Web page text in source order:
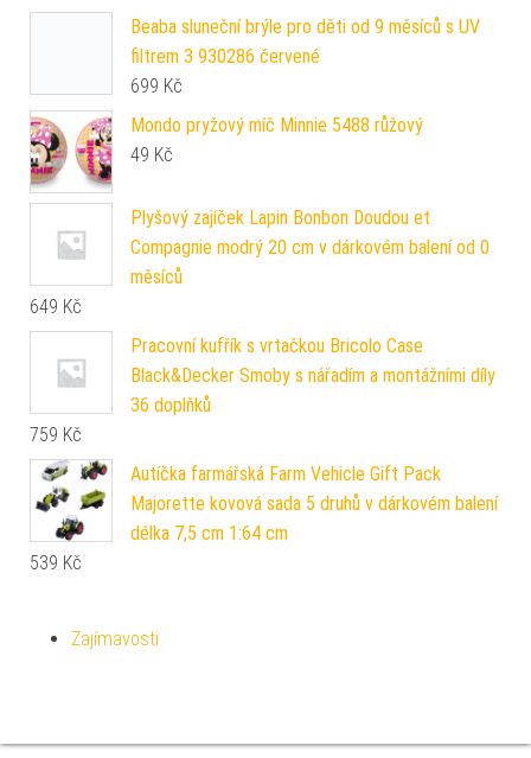
Beaba sluneční brýle pro děti od 9 měsíců s UV
filtrem 3 930286 červené
699 Kč
Mondo pryžový míč Minnie 5488 růžový
49 Kč
Plyšový zajíček Lapin Bonbon Doudou et
Compagnie modrý 20 cm v dárkovém balení od 0
měsíců
649 Kč
Pracovní kufřík s vrtačkou Bricolo Case
Black&Decker Smoby s nářadím a montážními díly
36 doplňků
759 Kč
Autíčka farmářská Farm Vehicle Gift Pack
Majorette kovová sada 5 druhů v dárkovém balení
délka 7,5 cm 1:64 cm
539 Kč
Zajímavosti